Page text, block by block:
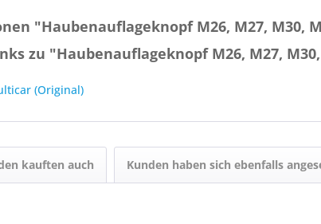
"Haubenauflageknopf M26, M27, M30,
zu "Haubenauflageknopf M26, M27,
(Original)
kauften auch Kunden haben sich ebenfalls